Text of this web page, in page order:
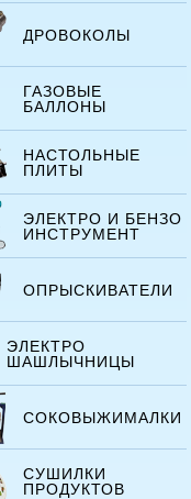
ДРОВОКОЛЫ
ГАЗОВЫЕ
БАЛЛОНЫ
НАСТОЛЬНЫЕ
ПЛИТЫ
ЭЛЕКТРО И БЕНЗО
ИНСТРУМЕНТ
ОПРЫСКИВАТЕЛИ
ЭЛЕКТРО
ШАШЛЫЧНИЦЫ
СОКОВЫЖИМАЛКИ
СУШИЛКИ
ПРОДУКТОВ